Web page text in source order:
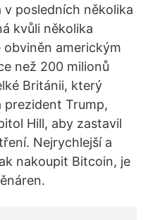
v posledních několika
kvůli několika
americkým
než 200 milionů
Británii, který
Trump,
Hill, aby zastavil
Nejrychlejší a
nakoupit Bitcoin, je